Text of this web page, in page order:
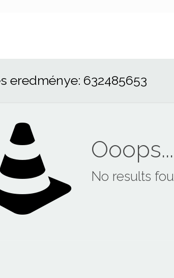
eredménye: 632485653
Ooops...
No results